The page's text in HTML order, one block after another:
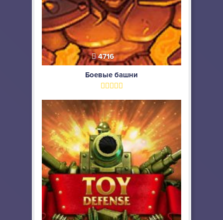
4716
Боевые башни